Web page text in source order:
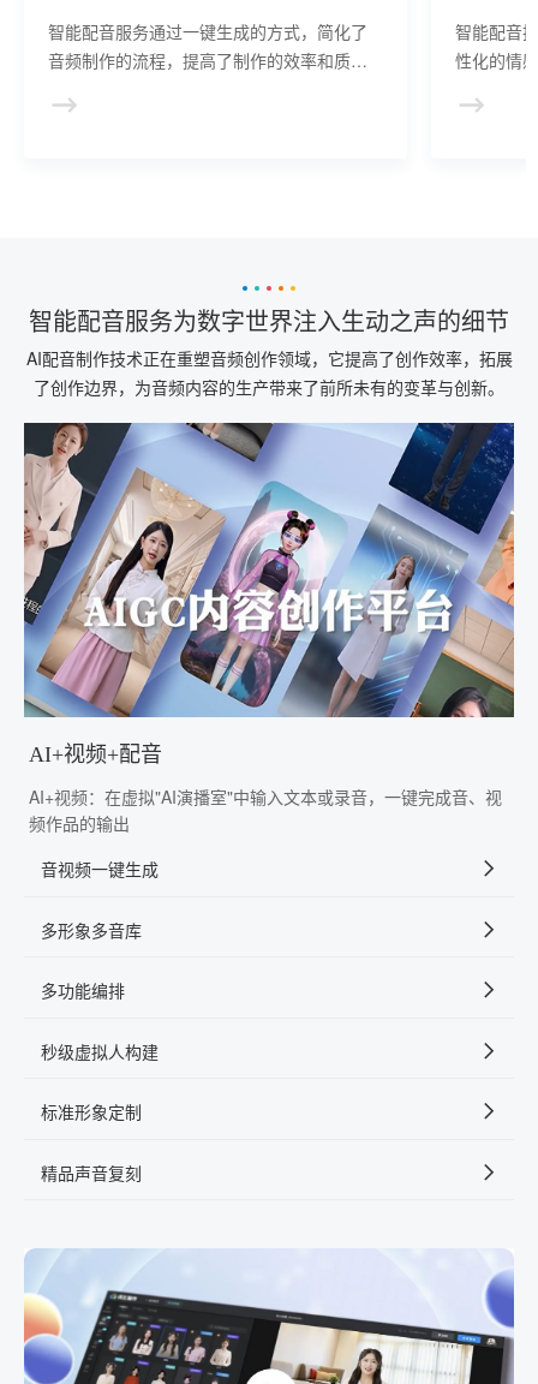
智能配音服务通过一键生成的方式，简化了
音频制作的流程，提高了制作的效率和质
定制性，让音频内容制作更加便捷、高效和
智能配音
性化的情
展新趋势。
智能配音服务为数字世界注入生动之声的细节
AI配音制作技术正在重塑音频创作领域，它提高了创作效率，拓展
了创作边界，为音频内容的生产带来了前所未有的变革与创新。
AI+视频+配音
AI+视频：在虚拟"AI演播室"中输入文本或录音，一键完成音、视
频作品的输出
音视频一键生成
多形象多音库
多功能编排
秒级虚拟人构建
标准形象定制
精品声音复刻